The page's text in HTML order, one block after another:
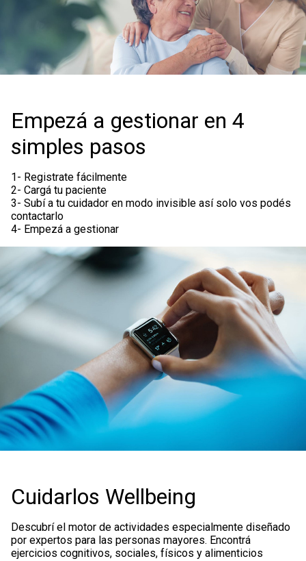
Empezá a gestionar en 4
simples pasos
1- Registrate fácilmente
2- Cargá tu paciente
3- Subí a tu cuidador en modo invisible así solo vos podés
contactarlo
4- Empezá a gestionar
Cuidarlos Wellbeing
Descubrí el motor de actividades especialmente diseñado
por expertos para las personas mayores. Encontrá
ejercicios cognitivos, sociales, físicos y alimenticios